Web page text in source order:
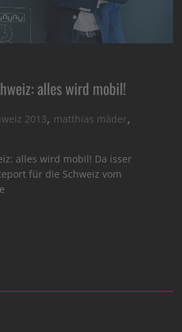
alles wird mobil!
2013, matthias mäder,
alles wird mobil! Da isser
für die Schweiz vom